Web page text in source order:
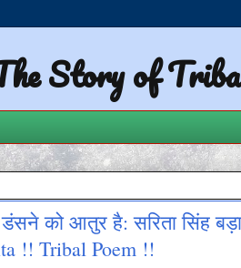
The Story of
को आतुर है: सरिता सिंह
!! Tribal Poem !!